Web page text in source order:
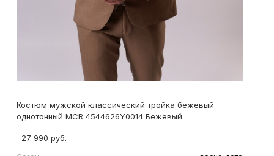
Костюм мужской классический тройка бежевый
однотонный MCR 4544626Y0014 Бежевый
27 990 руб.